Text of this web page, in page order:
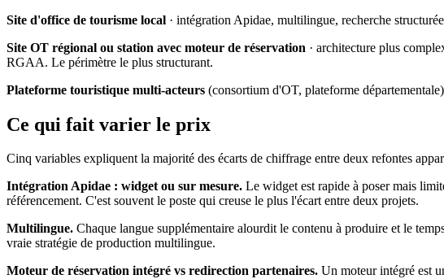
Site d'office de tourisme local · intégration Apidae, multilingue, recherche
Site OT régional ou station avec moteur de réservation · architecture plus
RGAA. Le périmètre le plus structurant.
Plateforme touristique multi-acteurs (consortium d'OT, plateforme
Ce qui fait varier le prix
Cinq variables expliquent la majorité des écarts de chiffrage entre deux refontes
Intégration Apidae : widget ou sur mesure. Le widget est rapide à poser mais
référencement. C'est souvent le poste qui creuse le plus l'écart entre deux projets.
Multilingue. Chaque langue supplémentaire alourdit le contenu à produire et le
vraie stratégie de production multilingue.
Moteur de réservation intégré vs redirection partenaires. Un moteur intégré est